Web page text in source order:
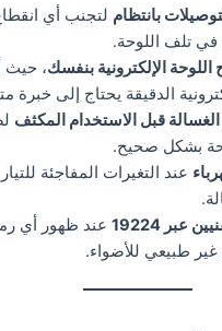
بانتظام لتجنب أي
تلف اللوحة.
الإلكترونية بنفسك، حيث
الدقيقة يحتاج إلى
قبل الاستخدام المكثف
بشكل صحيح.
عند التغيرات المفاجئة
عبر 19224
عند ظهور أي
طبيعي للأضواء.